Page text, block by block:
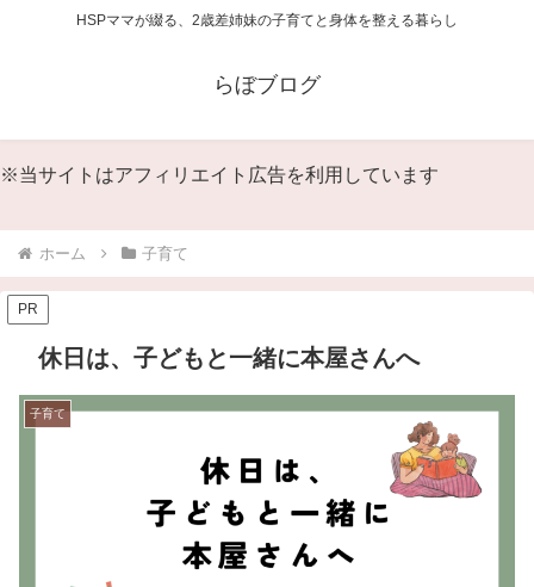
HSPママが綴る、2歳差姉妹の子育てと身体を整える暮らし
らぼブログ
※当サイトはアフィリエイト広告を利用しています
ホーム 子育て
PR
休日は、子どもと一緒に本屋さんへ
子育て